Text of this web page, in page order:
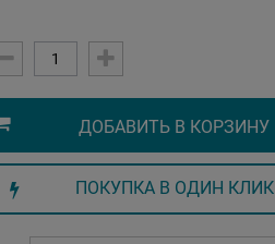
ДОБАВИТЬ В КОРЗИНУ
ПОКУПКА В ОДИН КЛИК